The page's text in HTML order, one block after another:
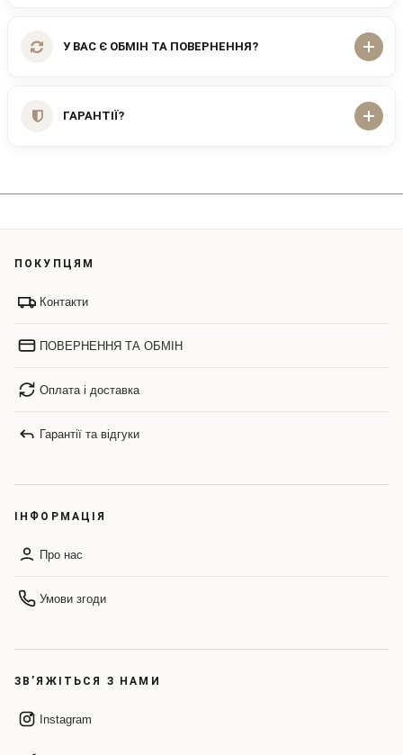
У ВАС Є ОБМІН ТА ПОВЕРНЕННЯ?
ГАРАНТІЇ?
ПОКУПЦЯМ
Контакти
ПОВЕРНЕННЯ ТА ОБМІН
Оплата і доставка
Гарантії та відгуки
ІНФОРМАЦІЯ
Про нас
Умови згоди
ЗВ’ЯЖІТЬСЯ З НАМИ
Instagram